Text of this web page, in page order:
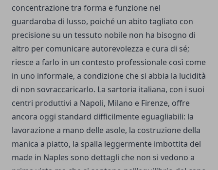
concentrazione tra forma e funzione nel
guardaroba di lusso, poiché un abito tagliato con
precisione su un tessuto nobile non ha bisogno di
altro per comunicare autorevolezza e cura di sé;
riesce a farlo in un contesto professionale così come
in uno informale, a condizione che si abbia la lucidità
di non sovraccaricarlo. La sartoria italiana, con i suoi
centri produttivi a Napoli, Milano e Firenze, offre
ancora oggi standard difficilmente eguagliabili: la
lavorazione a mano delle asole, la costruzione della
manica a piatto, la spalla leggermente imbottita del
made in Naples sono dettagli che non si vedono a